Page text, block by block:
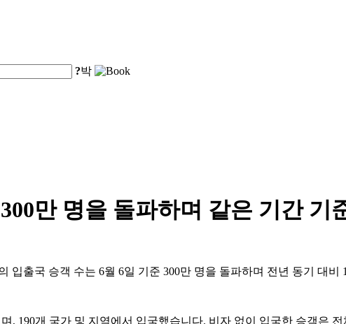
?박
만 명을 돌파하며 같은 기간 기
입출국 승객 수는 6월 6일 기준 300만 명을 돌파하며 전년 동기 대비
, 190개 국가 및 지역에서 입국했습니다. 비자 없이 입국한 승객은